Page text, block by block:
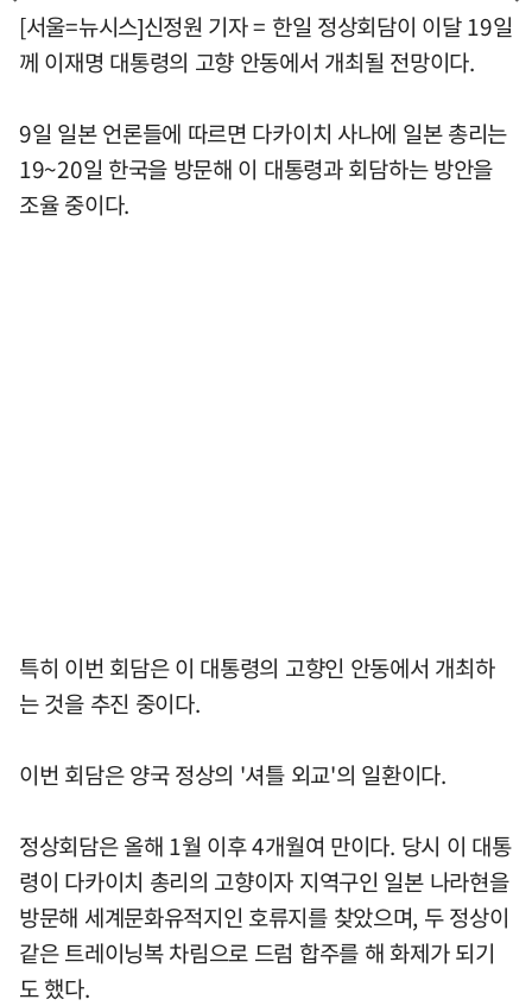
[서울=뉴시스]신정원 기자 = 한일 정상회담이 이달 19일
께 이재명 대통령의 고향 안동에서 개최될 전망이다.
9일 일본 언론들에 따르면 다카이치 사나에 일본 총리는
19~20일 한국을 방문해 이 대통령과 회담하는 방안을
조율 중이다.
특히 이번 회담은 이 대통령의 고향인 안동에서 개최하
는 것을 추진 중이다.
이번 회담은 양국 정상의 '셔틀 외교'의 일환이다.
정상회담은 올해 1월 이후 4개월여 만이다. 당시 이 대통
령이 다카이치 총리의 고향이자 지역구인 일본 나라현을
방문해 세계문화유적지인 호류지를 찾았으며, 두 정상이
같은 트레이닝복 차림으로 드럼 합주를 해 화제가 되기
도 했다.